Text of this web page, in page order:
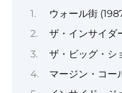
ウォール街
ザ・インサイダ
ザ・ビッグ・シ
マージン・コー